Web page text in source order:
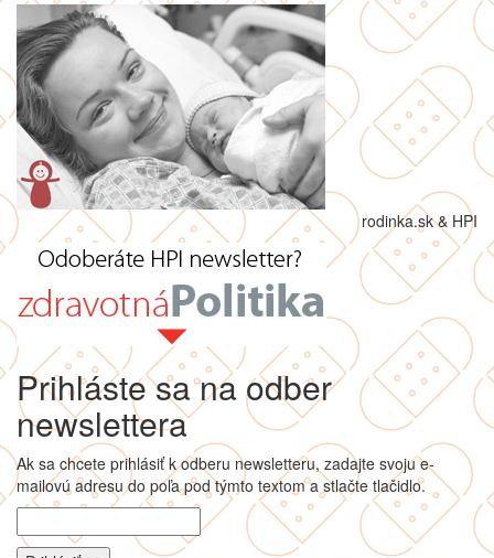
rodinka.sk & HPI
Prihláste sa na odber
newslettera
Ak sa chcete prihlásiť k odberu newsletteru, zadajte svoju e-
mailovú adresu do poľa pod týmto textom a stlačte tlačidlo.